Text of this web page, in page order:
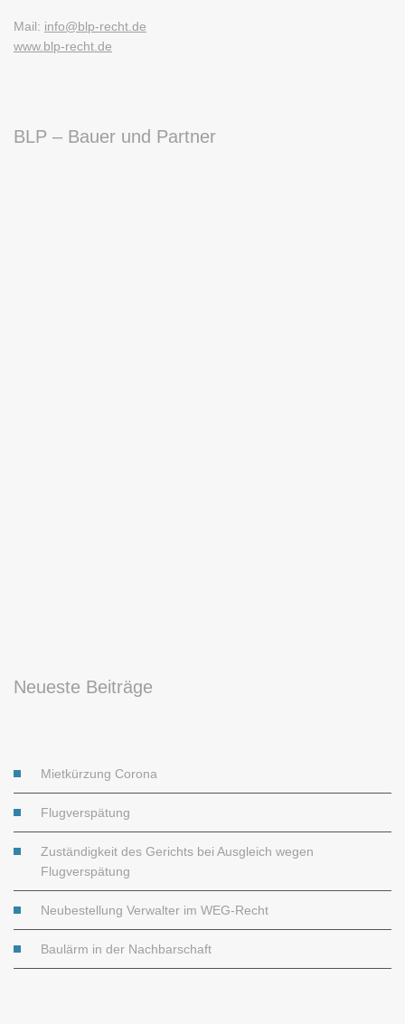
Mail: info@blp-recht.de
www.blp-recht.de
BLP – Bauer und Partner
Neueste Beiträge
Mietkürzung Corona
Flugverspätung
Zuständigkeit des Gerichts bei Ausgleich wegen
Flugverspätung
Neubestellung Verwalter im WEG-Recht
Baulärm in der Nachbarschaft